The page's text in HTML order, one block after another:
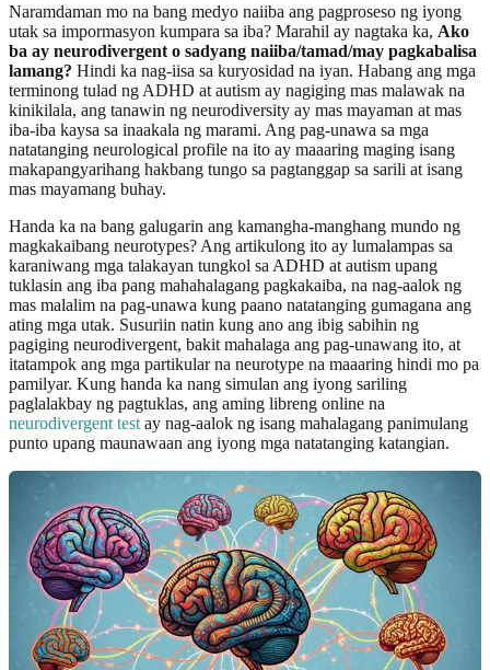
Naramdaman mo na bang medyo naiiba ang pagproseso ng iyong
utak sa impormasyon kumpara sa iba? Marahil ay nagtaka ka, Ako
ba ay neurodivergent o sadyang naiiba/tamad/may pagkabalisa
lamang? Hindi ka nag-iisa sa kuryosidad na iyan. Habang ang mga
terminong tulad ng ADHD at autism ay nagiging mas malawak na
kinikilala, ang tanawin ng neurodiversity ay mas mayaman at mas
iba-iba kaysa sa inaakala ng marami. Ang pag-unawa sa mga
natatanging neurological profile na ito ay maaaring maging isang
makapangyarihang hakbang tungo sa pagtanggap sa sarili at isang
mas mayamang buhay.
Handa ka na bang galugarin ang kamangha-manghang mundo ng
magkakaibang neurotypes? Ang artikulong ito ay lumalampas sa
karaniwang mga talakayan tungkol sa ADHD at autism upang
tuklasin ang iba pang mahahalagang pagkakaiba, na nag-aalok ng
mas malalim na pag-unawa kung paano natatanging gumagana ang
ating mga utak. Susuriin natin kung ano ang ibig sabihin ng
pagiging neurodivergent, bakit mahalaga ang pag-unawang ito, at
itatampok ang mga partikular na neurotype na maaaring hindi mo pa
pamilyar. Kung handa ka nang simulan ang iyong sariling
paglalakbay ng pagtuklas, ang aming libreng online na
neurodivergent test ay nag-aalok ng isang mahalagang panimulang
punto upang maunawaan ang iyong mga natatanging katangian.